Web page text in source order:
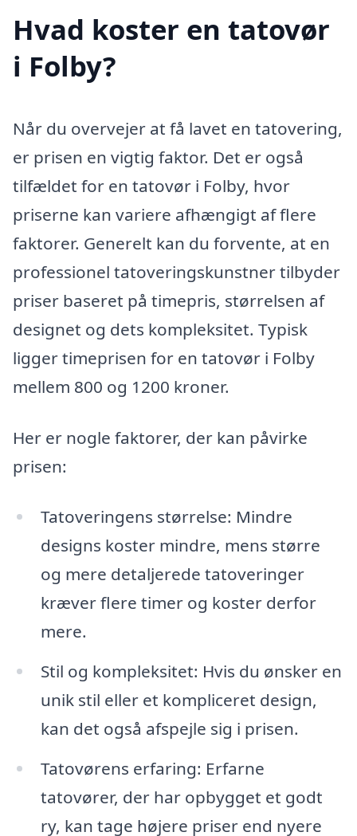
Hvad koster en tatovør
i Folby?
Når du overvejer at få lavet en tatovering,
er prisen en vigtig faktor. Det er også
tilfældet for en tatovør i Folby, hvor
priserne kan variere afhængigt af flere
faktorer. Generelt kan du forvente, at en
professionel tatoveringskunstner tilbyder
priser baseret på timepris, størrelsen af
designet og dets kompleksitet. Typisk
ligger timeprisen for en tatovør i Folby
mellem 800 og 1200 kroner.
Her er nogle faktorer, der kan påvirke
prisen:
Tatoveringens størrelse: Mindre
designs koster mindre, mens større
og mere detaljerede tatoveringer
kræver flere timer og koster derfor
mere.
Stil og kompleksitet: Hvis du ønsker en
unik stil eller et kompliceret design,
kan det også afspejle sig i prisen.
Tatovørens erfaring: Erfarne
tatovører, der har opbygget et godt
ry, kan tage højere priser end nyere